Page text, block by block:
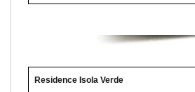
Residence Isola Verde